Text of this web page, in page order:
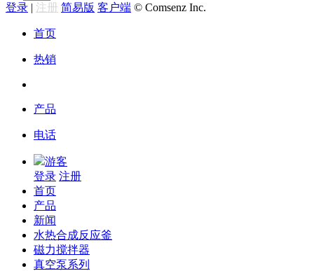
登录 | 注册 简易版 客户端 © Comsenz Inc.
首页
热销
产品
电话
游客
登录 注册
首页
产品
新闻
水热合成反应釜
磁力搅拌器
真空泵系列